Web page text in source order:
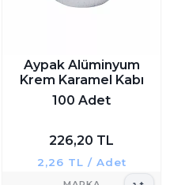
Aypak Alüminyum
Krem Karamel Kabı
100 Adet
226,20 TL
2,26 TL / Adet